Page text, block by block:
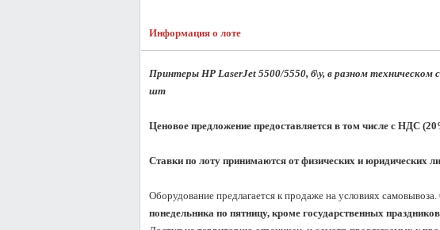
Информация о лоте
Принтеры HP LaserJet 5500/5550, б\у, в разном техническом
шт
Ценовое предложение предоставляется в том числе с НДС
Ставки по лоту принимаются от физических и юридических
Оборудование предлагается к продаже на условиях
понедельника по пятницу, кроме государственных